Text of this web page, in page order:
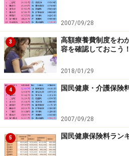
2007/09/28
3
高額療養費制度をわ
容を確認しておこう！
2018/01/29
4 国民健康・介護保険
2007/09/28
5 国民健康保険料ラン